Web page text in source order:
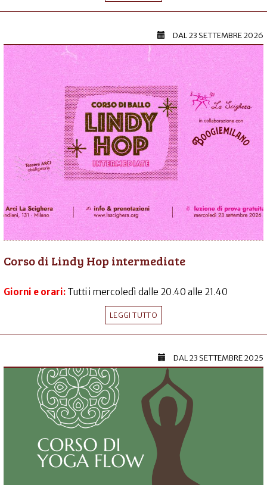
DAL23 SETTEMBRE 2026
Corso di Lindy Hop intermediate
Giorni e orari: Tutti i mercoledì dalle 20.40 alle 21.40
LEGGI TUTTO
DAL23 SETTEMBRE 2025